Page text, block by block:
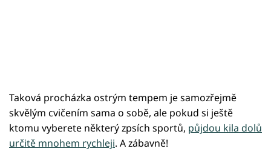
Taková procházka ostrým tempem je samozřejmě
skvělým cvičením sama o sobě, ale pokud si ještě
ktomu vyberete některý zpsích sportů, půjdou kila dolů
určitě mnohem rychleji. A zábavně!